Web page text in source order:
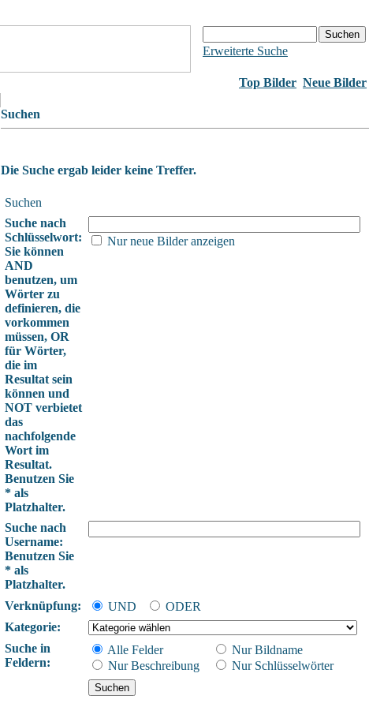
Erweiterte Suche
Top Bilder Neue Bilder
Suchen
Die Suche ergab leider keine Treffer.
Suchen
Suche nach
Schlüsselwort:
Sie können
AND
benutzen, um
Wörter zu
definieren, die
vorkommen
müssen, OR
für Wörter,
die im
Resultat sein
können und
NOT verbietet
das
nachfolgende
Wort im
Resultat.
Benutzen Sie
* als
Platzhalter.
Nur neue Bilder anzeigen
Suche nach
Username:
Benutzen Sie
* als
Platzhalter.
Verknüpfung:
UND
ODER
Kategorie:
Suche in
Feldern:
Alle Felder
Nur Bildname
Nur Beschreibung
Nur Schlüsselwörter